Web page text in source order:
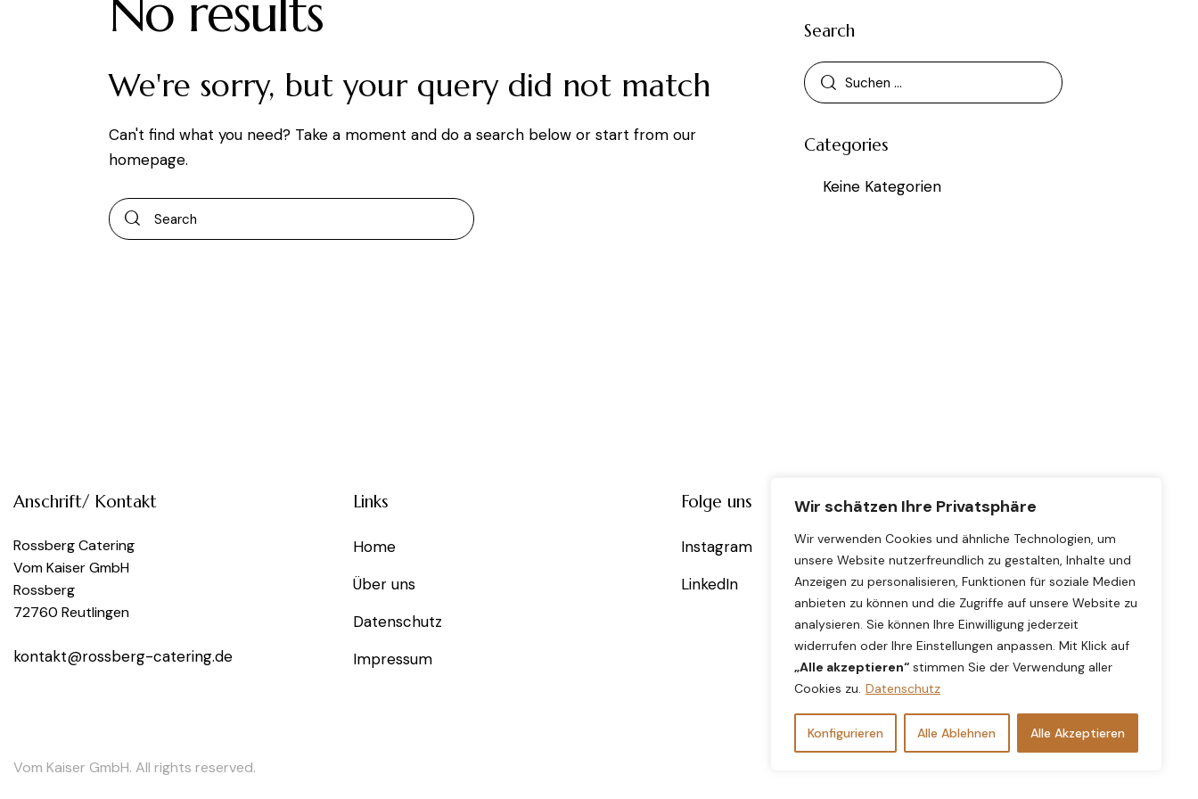
Wir schätzen Ihre Privatsphäre
Wir verwenden Cookies und ähnliche Technologien, um
unsere Website nutzerfreundlich zu gestalten, Inhalte und
Anzeigen zu personalisieren, Funktionen für soziale Medien
anbieten zu können und die Zugriffe auf unsere Website zu
analysieren. Sie können Ihre Einwilligung jederzeit
widerrufen oder Ihre Einstellungen anpassen. Mit Klick auf
„Alle akzeptieren“ stimmen Sie der Verwendung aller
Cookies zu. Datenschutz
Konfigurieren Alle Ablehnen Alle Akzeptieren
No results
We're sorry, but your query did not match
Can't find what you need? Take a moment and do a search below or start from our
homepage.
Search
Categories
Keine Kategorien
Anschrift/ Kontakt
Rossberg Catering
Vom Kaiser GmbH
Rossberg
72760 Reutlingen
kontakt@rossberg-catering.de
Links
Home
Über uns
Datenschutz
Impressum
Folge uns
Instagram
LinkedIn
Vom Kaiser GmbH. All rights reserved.